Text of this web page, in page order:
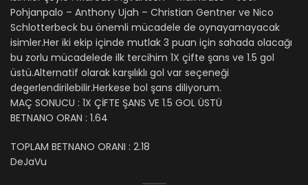
Pohjanpalo – Anthony Ujah – Christian Gentner ve Nico
Schlotterbeck bu önemli mücadele de oynayamayacak
isimler.Her iki ekip içinde mutlak 3 puan için sahada olacağı
bu zorlu mücadelede ilk tercihim 1X çifte şans ve 1.5 gol
üstü.Alternatif olarak karşılıklı gol var seçeneği
degerlendirilebilir.Herkese bol şans diliyorum.
MAÇ SONUCU : 1X ÇİFTE ŞANS VE 1.5 GOL ÜSTÜ
BETNANO ORAN : 1.64
TOPLAM BETNANO ORANI : 2.18
DeJaVu